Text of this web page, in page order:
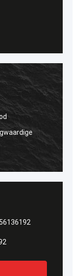
Costa
de sterkte en afwerking
voor onze